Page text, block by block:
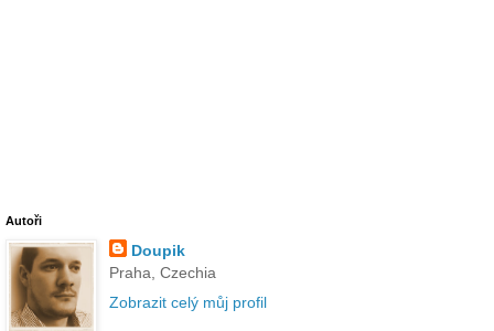
Autoři
Doupik
Praha, Czechia
Zobrazit celý můj profil